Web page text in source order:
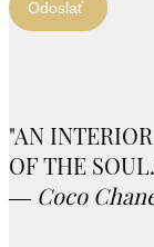
Odoslať
"AN
OF THE
― Coco